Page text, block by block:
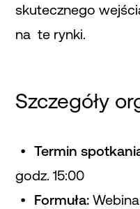
skutecznego
na te rynki.
Szczegóły
Termin
godz. 15:00
Formuła: